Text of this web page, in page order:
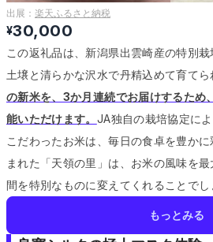
出展： 楽天ふるさと納税
¥30,000
この返礼品は、新潟県出雲崎産の特別
土壌と清らかな沢水で丹精込めて育てら
の新米を、3か月連続でお届けするため
能いただけます。 JA独自の栽培協定に
こだわったお米は、毎日の食卓を豊か
まれた「天領の里」は、お米の風味を
間を特別なものに変えてくれることでし
もっとみる